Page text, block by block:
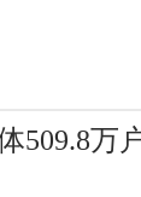
509.8万